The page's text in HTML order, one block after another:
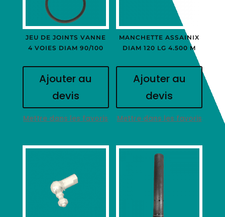
JEU DE JOINTS VANNE
4 VOIES DIAM 90/100
Ajouter au
devis
Mettre dans les favoris
MANCHETTE ASSAINIX
DIAM 120 LG 4.500 M
Ajouter au
devis
Mettre dans les favoris